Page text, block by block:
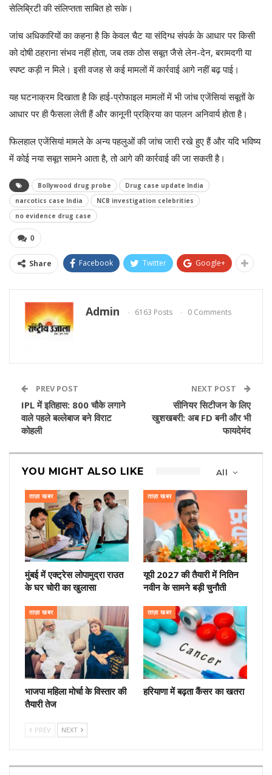
सेलिब्रिटी की संलिप्तता साबित हो सके।
जांच अधिकारियों का कहना है कि केवल चैट या संदिग्ध संपर्क के आधार पर किसी
को दोषी ठहराना संभव नहीं होता, जब तक ठोस सबूत जैसे लेन-देन, बरामदगी या
स्पष्ट कड़ी न मिले। इसी वजह से कई मामलों में कार्रवाई आगे नहीं बढ़ पाई।
यह घटनाक्रम दिखाता है कि हाई-प्रोफाइल मामलों में भी जांच एजेंसियां सबूतों के
आधार पर ही फैसला लेती हैं और कानूनी प्रक्रिया का पालन अनिवार्य होता है।
फिलहाल एजेंसियां मामले के अन्य पहलुओं की जांच जारी रखे हुए हैं और यदि भविष्य
में कोई नया सबूत सामने आता है, तो आगे की कार्रवाई की जा सकती है।
Bollywood drug probe
Drug case update India
narcotics case India
NCB investigation celebrities
no evidence drug case
0
Share Facebook Twitter Google+
Admin 6163 Posts 0 Comments
PREV POST
IPL में इतिहास: 800 चौके लगाने
वाले पहले बल्लेबाज बने विराट
कोहली
NEXT POST
सीनियर सिटीजन के लिए
खुशखबरी: अब FD बनी और भी
फायदेमंद
All
YOU MIGHT ALSO LIKE
ताज़ा खबर
मुंबई में एक्ट्रेस लोपामुद्रा राउत
के घर चोरी का खुलासा
ताज़ा खबर
यूपी 2027 की तैयारी में नितिन
नवीन के सामने बड़ी चुनौती
ताज़ा खबर
भाजपा महिला मोर्चा के विस्तार की
तैयारी तेज
ताज़ा खबर
हरियाणा में बढ़ता कैंसर का खतरा
PREV NEXT